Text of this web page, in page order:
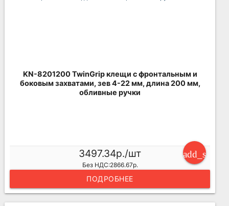
KN-8201200 TwinGrip клещи с фронтальным и
боковым захватами, зев 4-22 мм, длина 200 мм,
обливные ручки
3497.34р./шт
Без НДС:2866.67р.
ПОДРОБНЕЕ